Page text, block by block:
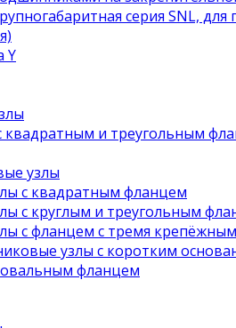
серия SNL,
Y
квадратным и треугольным
узлы
с квадратным фланцем
с круглым и треугольным
с фланцем с тремя
узлы с коротким
фланцем